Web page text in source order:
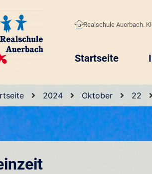
Realschule Auerbach.
Startseite
2024 Oktober 22